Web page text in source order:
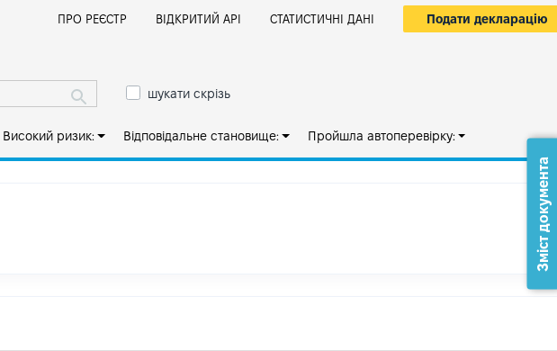
ПРО РЕЄСТР ВІДКРИТИЙ АРІ СТАТИСТИЧНІ ДАНІ Подати декларацію
шукати скрізь
Високий ризик: Відповідальне становище: Пройшла автоперевірку:
Зміст документа